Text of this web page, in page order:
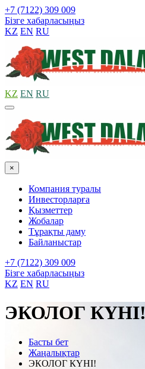
+7 (7122) 309 009
Бізге хабарласыңыз
KZ EN RU
KZ EN RU
×
Компания туралы
Инвесторларға
Қызметтер
Жобалар
Тұрақты даму
Байланыстар
+7 (7122) 309 009
Бізге хабарласыңыз
KZ EN RU
ЭКОЛОГ КҮНІ!
Басты бет
Жаңалықтар
ЭКОЛОГ КҮНІ!